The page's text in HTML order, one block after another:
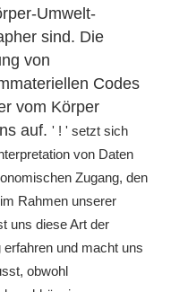
Umwelt-
sind. Die
von
Codes
vom Körper
auf. ' ! ' setzt sich
von Daten
Zugang, den
Rahmen unserer
uns diese Art der
und macht uns
obwohl